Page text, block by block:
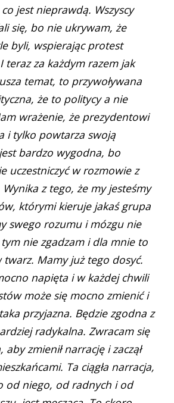
jest nieprawdą. Wszyscy
się, bo nie ukrywam, że
byli, wspierając protest
teraz za każdym razem jak
temat, to przywoływana
że to politycy a nie
wrażenie, że prezydentowi
i tylko powtarza swoją
bardzo wygodna, bo
uczestniczyć w rozmowie z
z tego, że my jesteśmy
którymi kieruje jakaś grupa
swego rozumu i mózgu nie
tym nie zgadzam i dla mnie to
twarz. Mamy już tego dosyć.
napięta i w każdej chwili
może się mocno zmienić i
przyjazna. Będzie zgodna z
radykalna. Zwracam się
zmienił narrację i zaczął
Ta ciągła narracja,
od niego, od radnych i od